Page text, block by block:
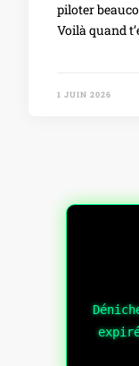
piloter
Voilà quand
1 JUIN 2026